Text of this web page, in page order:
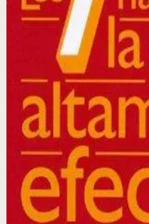
Por qué importa
Este libro importa
completo para
cómo piensas y te
áreas de tu vida.
Para quién es
Es para profesionales,
quiera mejorar su
interpersonales y su
sostenibles.
Idea clave